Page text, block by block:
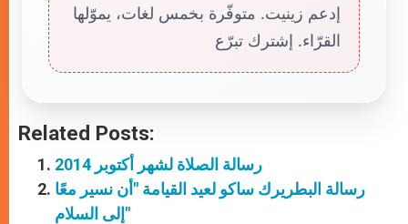
إدعم زينيت. متوفّرة بخمس لغات، يموّلها
القرّاء. إشترك تبرّع
Related Posts:
رسالة الصلاة لشهر أكتوبر 2014
رسالة البطريرك ساكو لعيد القيامة "أن نسير معًا
إلى السلام"